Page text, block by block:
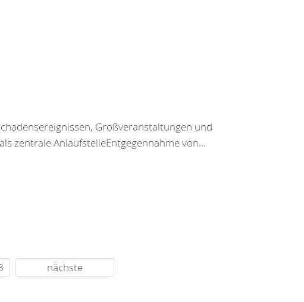
Großveranstaltungen und
zentrale AnlaufstelleEntgegennahme von...
nächste